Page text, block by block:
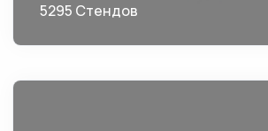
5295 Стендов